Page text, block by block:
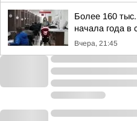
Более 160
начала года
Вчера, 21:45